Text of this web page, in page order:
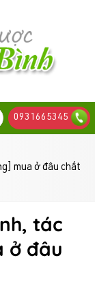
0931665345
mua ở đâu chất
tác
ở đâu